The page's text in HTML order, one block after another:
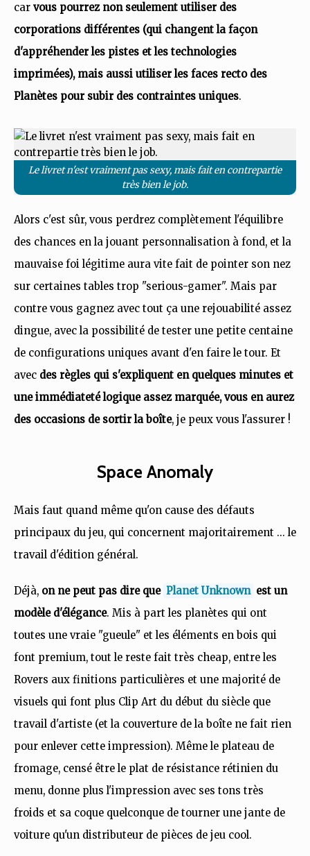
car vous pourrez non seulement utiliser des
corporations différentes (qui changent la façon
d'appréhender les pistes et les technologies
imprimées), mais aussi utiliser les faces recto des
Planètes pour subir des contraintes uniques.
Le livret n'est vraiment pas sexy, mais fait en contrepartie
très bien le job.
Alors c'est sûr, vous perdrez complètement l'équilibre
des chances en la jouant personnalisation à fond, et la
mauvaise foi légitime aura vite fait de pointer son nez
sur certaines tables trop "serious-gamer". Mais par
contre vous gagnez avec tout ça une rejouabilité assez
dingue, avec la possibilité de tester une petite centaine
de configurations uniques avant d'en faire le tour. Et
avec des règles qui s'expliquent en quelques minutes et
une immédiateté logique assez marquée, vous en aurez
des occasions de sortir la boîte, je peux vous l'assurer !
Space Anomaly
Mais faut quand même qu'on cause des défauts
principaux du jeu, qui concernent majoritairement ... le
travail d'édition général.
Déjà, on ne peut pas dire que Planet Unknown est un
modèle d'élégance. Mis à part les planètes qui ont
toutes une vraie "gueule" et les éléments en bois qui
font premium, tout le reste fait très cheap, entre les
Rovers aux finitions particulières et une majorité de
visuels qui font plus Clip Art du début du siècle que
travail d'artiste (et la couverture de la boîte ne fait rien
pour enlever cette impression). Même le plateau de
fromage, censé être le plat de résistance rétinien du
menu, donne plus l'impression avec ses tons très
froids et sa coque quelconque de tourner une jante de
voiture qu'un distributeur de pièces de jeu cool.